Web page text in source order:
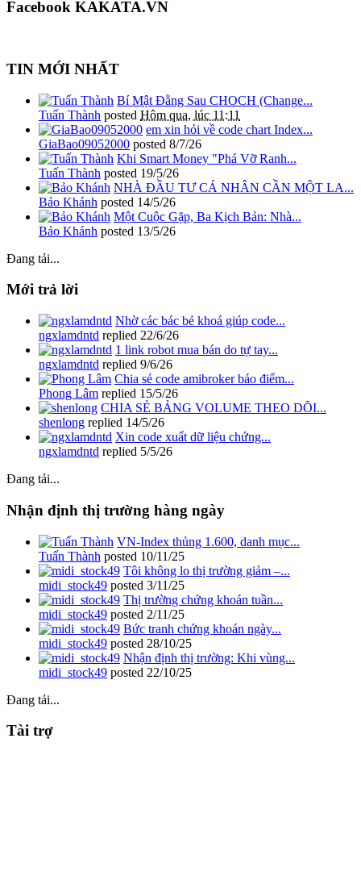
Facebook KAKATA.VN
TIN MỚI NHẤT
Bí Mật Đằng Sau CHOCH (Change...
Tuấn Thành posted Hôm qua, lúc 11:11
em xin hỏi về code chart Index...
GiaBao09052000 posted 8/7/26
Khi Smart Money "Phá Vỡ Ranh...
Tuấn Thành posted 19/5/26
NHÀ ĐẦU TƯ CÁ NHÂN CẦN MỘT LA...
Bảo Khánh posted 14/5/26
Một Cuộc Gặp, Ba Kịch Bản: Nhà...
Bảo Khánh posted 13/5/26
Đang tải...
Mới trả lời
Nhờ các bác bẻ khoá giúp code...
ngxlamdntd replied 22/6/26
1 link robot mua bán do tự tay...
ngxlamdntd replied 9/6/26
Chia sẻ code amibroker báo điểm...
Phong Lâm replied 15/5/26
CHIA SẺ BẢNG VOLUME THEO DÕI...
shenlong replied 14/5/26
Xin code xuất dữ liệu chứng...
ngxlamdntd replied 5/5/26
Đang tải...
Nhận định thị trường hàng ngày
VN-Index thủng 1.600, danh mục...
Tuấn Thành posted 10/11/25
Tôi không lo thị trường giảm –...
midi_stock49 posted 3/11/25
Thị trường chứng khoán tuần...
midi_stock49 posted 2/11/25
Bức tranh chứng khoán ngày...
midi_stock49 posted 28/10/25
Nhận định thị trường: Khi vùng...
midi_stock49 posted 22/10/25
Đang tải...
Tài trợ